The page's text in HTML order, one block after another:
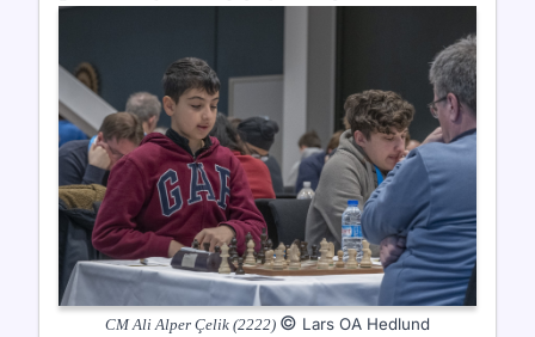
CM Ali Alper Çelik (2222) © Lars OA Hedlund